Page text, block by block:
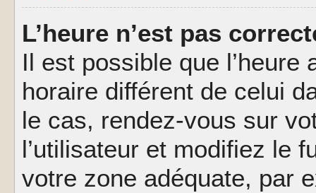
L’heure n’est pas
Il est possible que
horaire différent de celui
le cas, rendez-vous sur
l’utilisateur et modifiez le
votre zone adéquate, par